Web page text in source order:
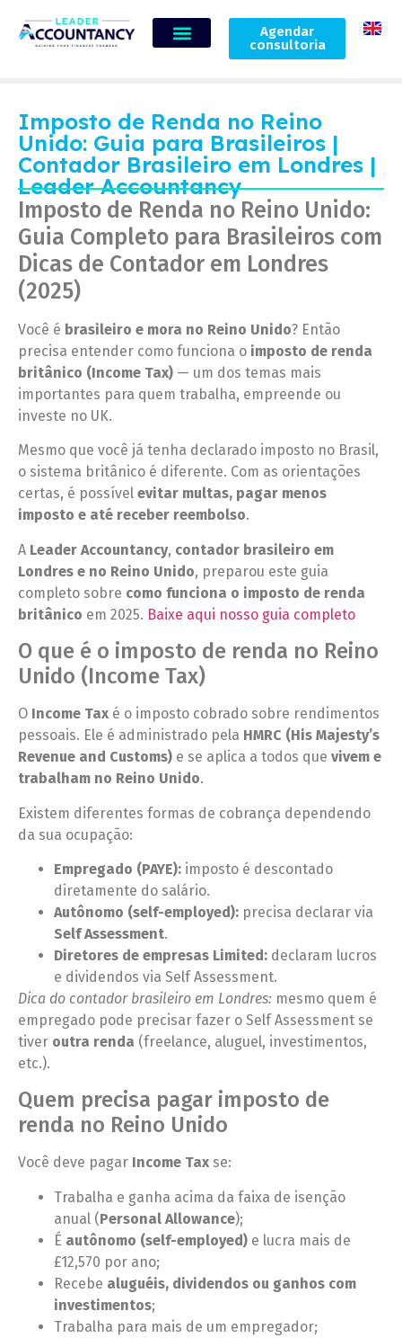
Agendar
consultoria
Imposto de Renda no Reino
Unido: Guia para Brasileiros |
Contador Brasileiro em Londres |
Leader Accountancy
Imposto de Renda no Reino Unido:
Guia Completo para Brasileiros com
Dicas de Contador em Londres
(2025)
Você é brasileiro e mora no Reino Unido? Então
precisa entender como funciona o imposto de renda
britânico (Income Tax) — um dos temas mais
importantes para quem trabalha, empreende ou
investe no UK.
Mesmo que você já tenha declarado imposto no Brasil,
o sistema britânico é diferente. Com as orientações
certas, é possível evitar multas, pagar menos
imposto e até receber reembolso.
A Leader Accountancy, contador brasileiro em
Londres e no Reino Unido, preparou este guia
completo sobre como funciona o imposto de renda
britânico em 2025. Baixe aqui nosso guia completo
O que é o imposto de renda no Reino
Unido (Income Tax)
O Income Tax é o imposto cobrado sobre rendimentos
pessoais. Ele é administrado pela HMRC (His Majesty’s
Revenue and Customs) e se aplica a todos que vivem e
trabalham no Reino Unido.
Existem diferentes formas de cobrança dependendo
da sua ocupação:
Empregado (PAYE): imposto é descontado
diretamente do salário.
Autônomo (self-employed): precisa declarar via
Self Assessment.
Diretores de empresas Limited: declaram lucros
e dividendos via Self Assessment.
Dica do contador brasileiro em Londres: mesmo quem é
empregado pode precisar fazer o Self Assessment se
tiver outra renda (freelance, aluguel, investimentos,
etc.).
Quem precisa pagar imposto de
renda no Reino Unido
Você deve pagar Income Tax se:
Trabalha e ganha acima da faixa de isenção
anual (Personal Allowance);
É autônomo (self-employed) e lucra mais de
£12,570 por ano;
Recebe aluguéis, dividendos ou ganhos com
investimentos;
Trabalha para mais de um empregador;